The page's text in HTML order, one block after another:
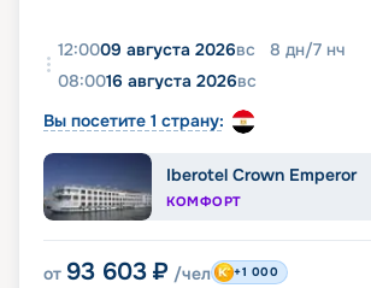
12:0009 августа 2026вс 8 дн/7 нч
08:0016 августа 2026вс
Вы посетите 1 страну:
Iberotel Crown Emperor
КОМФОРТ
от 93 603 ₽ /чел +1 000